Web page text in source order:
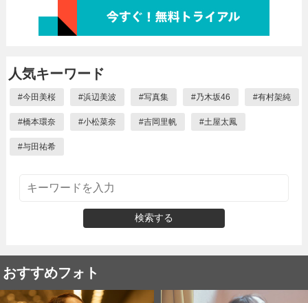
人気キーワード
#今田美桜 #浜辺美波 #写真集 #乃木坂46 #有村架純
#橋本環奈 #小松菜奈 #吉岡里帆 #土屋太鳳
#与田祐希
検索する
おすすめフォト